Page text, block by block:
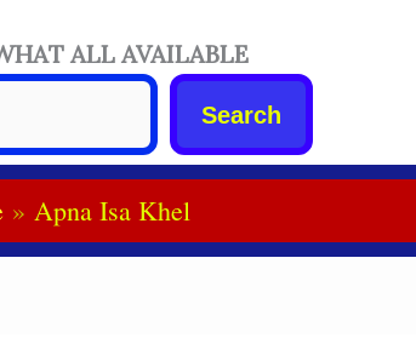
ALL AVAILABLE
Search
Apna Isa Khel